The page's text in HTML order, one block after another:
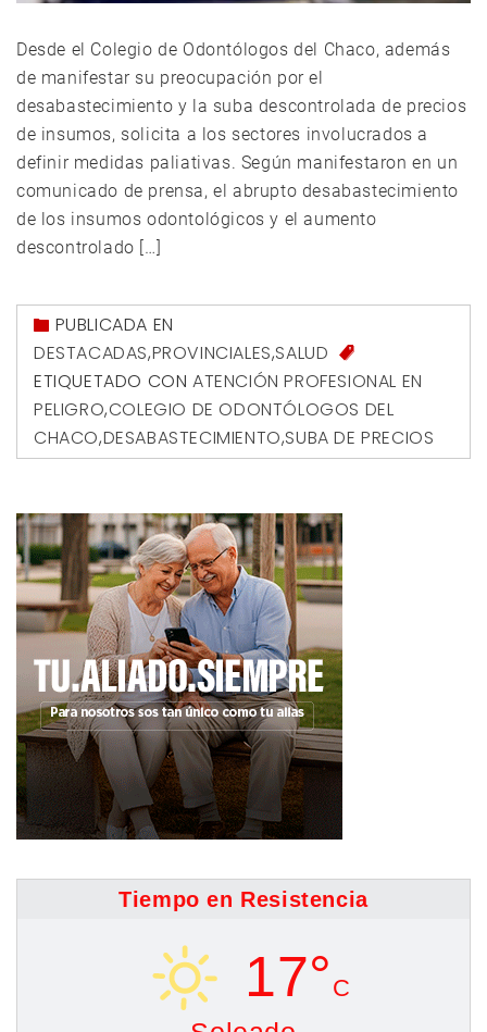
Desde el Colegio de Odontólogos del Chaco, además
de manifestar su preocupación por el
desabastecimiento y la suba descontrolada de precios
de insumos, solicita a los sectores involucrados a
definir medidas paliativas. Según manifestaron en un
comunicado de prensa, el abrupto desabastecimiento
de los insumos odontológicos y el aumento
descontrolado […]
PUBLICADA EN
DESTACADAS,PROVINCIALES,SALUD
ETIQUETADO CON ATENCIÓN PROFESIONAL EN
PELIGRO,COLEGIO DE ODONTÓLOGOS DEL
CHACO,DESABASTECIMIENTO,SUBA DE PRECIOS
Tiempo en Resistencia
17° C